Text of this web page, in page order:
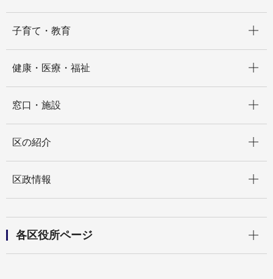
子育て・教育
健康・医療・福祉
窓口・施設
区の紹介
区政情報
各区役所ページ